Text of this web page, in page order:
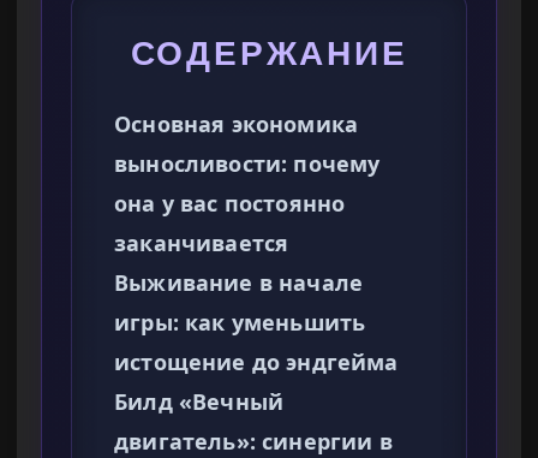
СОДЕРЖАНИЕ
Основная экономика
выносливости: почему
она у вас постоянно
заканчивается
Выживание в начале
игры: как уменьшить
истощение до эндгейма
Билд «Вечный
двигатель»: синергии в